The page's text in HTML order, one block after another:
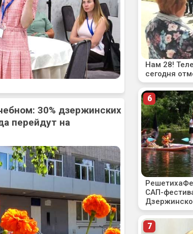
30% дзержинских
перейдут на